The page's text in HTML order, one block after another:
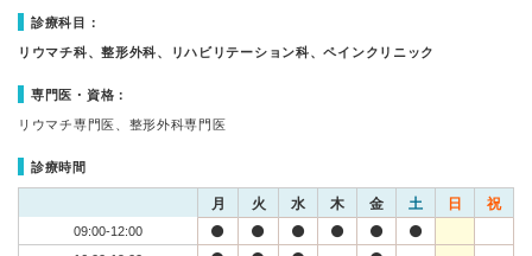
診療科目：
リウマチ科、整形外科、リハビリテーション科、ペインクリニック
専門医・資格：
リウマチ専門医、整形外科専門医
診療時間
月 火 水 木 金 土 日 祝
09:00-12:00